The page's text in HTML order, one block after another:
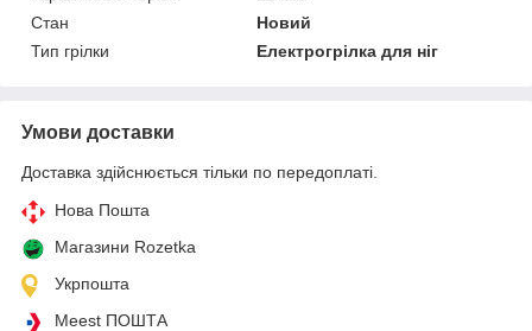
Стан
Новий
Тип грілки
Електрогрілка для ніг
Умови доставки
Доставка здійснюється тільки по передоплаті.
Нова Пошта
Магазини Rozetka
Укрпошта
Meest ПОШТА